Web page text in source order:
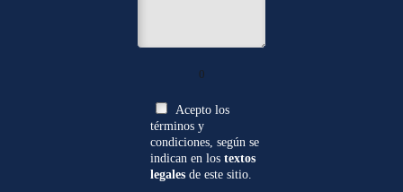
0
Acepto los
términos y
condiciones, según se
indican en lostextos
legales de este sitio.